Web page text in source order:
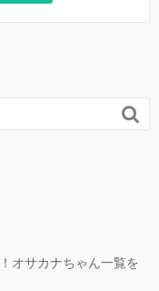

オサカナちゃん一覧を